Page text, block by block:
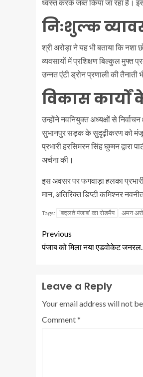
ध्वस्त करके जब्त किया जा रहा है।
निःशुल्क
श्री अरोड़ा ने यह भी बताया कि नशा
व्यवसायों में प्रशिक्षण बिल्कुल मुफ्त
उन्नत एंटी ड्रोन प्रणाली की
विकास
उन्होंने नवनियुक्त अध्यक्षों से
सुभानपुर सड़क के सुदृढ़ीकरण को
प्रभारी हरसिमरन सिंह घुम्मन
अर्चना की।
इस अवसर पर फगवाड़ा हलका प्रभारी
मान, अतिरिक्त डिप्टी कमिश्नर
Tags: 'बदलते पंजाब' का रोडमैप अमन
Previous
पंजाब को मिला नया एडवोकेट
Leave a Reply
Your email address will not
Comment*